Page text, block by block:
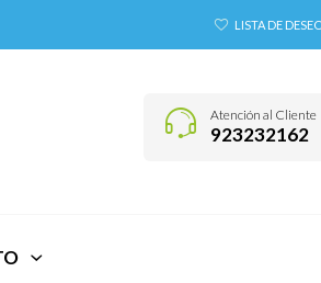
LISTA DE
Atención al Cliente
923232162